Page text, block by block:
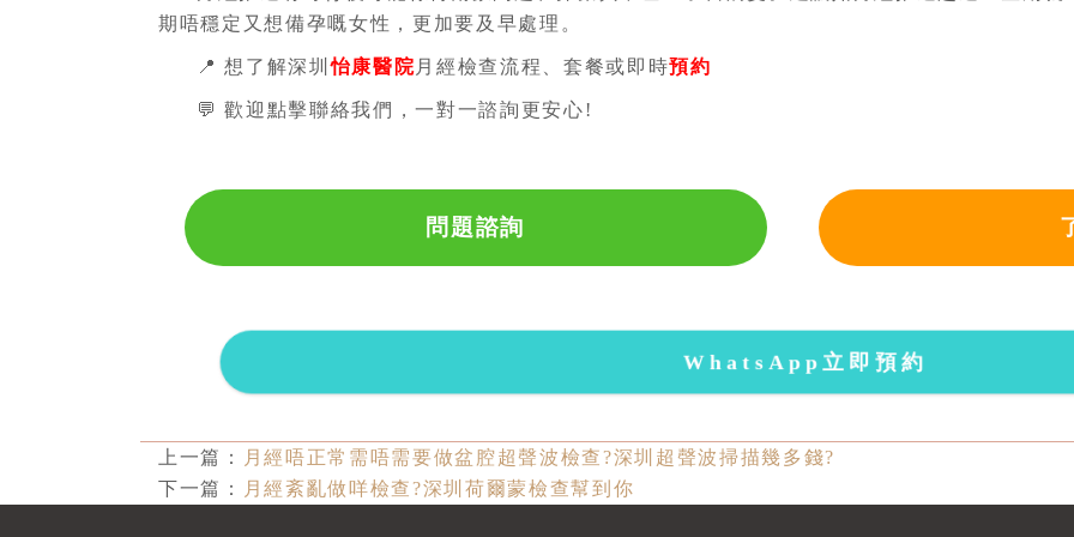
期唔穩定又想備孕嘅女性，更加要及早處理。
📍 想了解深圳怡康醫院月經檢查流程、套餐或即時預約
💬 歡迎點擊聯絡我們，一對一諮詢更安心!
問題諮詢
WhatsApp立即預約
上一篇：
月經唔正常需唔需要做盆腔超聲波檢查?深圳超聲波掃描幾多錢?
下一篇：
月經紊亂做咩檢查?深圳荷爾蒙檢查幫到你